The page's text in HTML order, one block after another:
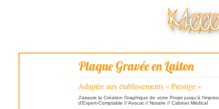
Plaque Gravée en Laiton
Adaptée aux établissements « Prestige »
J'assure la Création Graphique de votre Projet jusqu'à
d'Expert-Comptable // Avocat // Notaire // Cabinet Médical